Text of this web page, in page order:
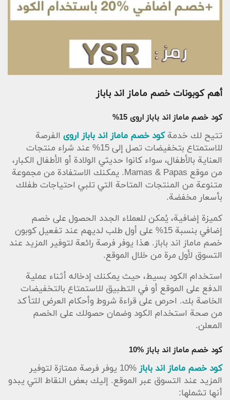
أهم كوبونات خصم ماماز اند باباز
كود خصم ماماز اند باباز اروى 15%
تتيح لك خدمةكود خصم ماماز اند باباز اروى الفرصة
للاستمتاع بتخفيضات تصل إلى 15% عند شراء منتجات
العناية بالأطفال، سواء كانوا حديثي الولادة أو الأطفال الكبار،
من موقع Mamas & Papas. يمكنك الاستفادة من مجموعة
متنوعة من المنتجات المتاحة التي تلبي احتياجات طفلك
بأسعار مخفضة.
كميزة إضافية، يُمكن للعملاء الجدد الحصول على خصم
إضافي بنسبة 15% على أول طلب لديهم عند تفعيل كوبون
خصم ماماز اند باباز. هذا يوفر فرصة رائعة لتوفير المزيد عند
التسوق لأول مرة من خلال الموقع.
استخدام الكود بسيط، حيث يمكنك إدخاله أثناء عملية
الدفع على الموقع أو في التطبيق للاستمتاع بالتخفيضات
الخاصة بك. احرص على قراءة شروط وأحكام العرض للتأكد
من صحة استخدام الكود وضمان حصولك على الخصم
المعلن.
كود خصم ماماز اند باباز %10
كود خصم ماماز اند باباز
%10 يوفر فرصة ممتازة لتوفير
المزيد عند التسوق عبر الموقع. إليك بعض النقاط التي يبدو
أنها تشملها: